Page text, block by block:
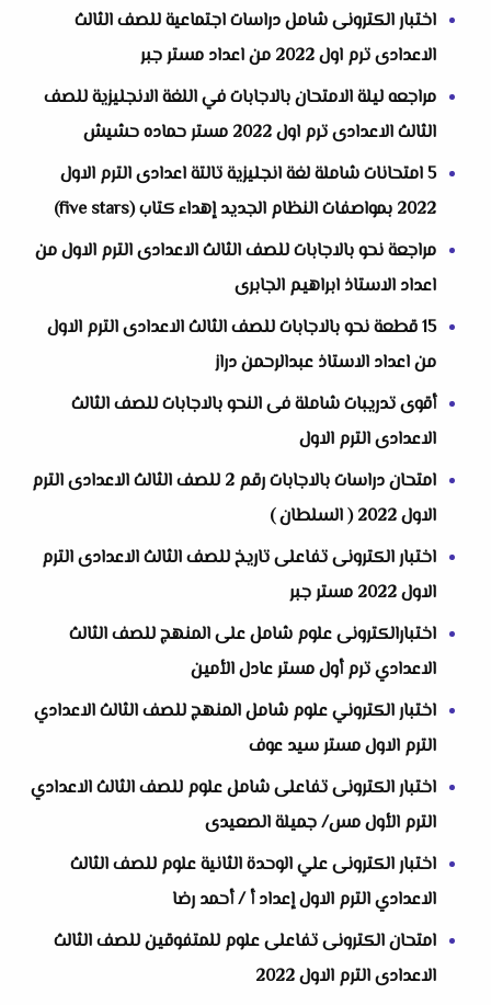
اختبار الكترونى شامل دراسات اجتماعية للصف الثالث
الاعدادى ترم اول 2022 من اعداد مستر جبر
مراجعه ليلة الامتحان بالاجابات في اللغة الانجليزية للصف
الثالث الاعدادى ترم اول 2022 مستر حماده حشيش
5 امتحانات شاملة لغة انجليزية تالتة اعدادى الترم الاول
2022 بمواصفات النظام الجديد إهداء كتاب (five stars)
مراجعة نحو بالاجابات للصف الثالث الاعدادى الترم الاول من
اعداد الاستاذ ابراهيم الجابرى
15 قطعة نحو بالاجابات للصف الثالث الاعدادى الترم الاول
من اعداد الاستاذ عبدالرحمن دراز
أقوى تدريبات شاملة فى النحو بالاجابات للصف الثالث
الاعدادى الترم الاول
امتحان دراسات بالاجابات رقم 2 للصف الثالث الاعدادى الترم
الاول 2022 ( السلطان )
اختبار الكترونى تفاعلى تاريخ للصف الثالث الاعدادى الترم
الاول 2022 مستر جبر
اختبارالكترونى علوم شامل على المنهج للصف الثالث
الاعدادي ترم أول مستر عادل الأمين
اختبار الكتروني علوم شامل المنهج للصف الثالث الاعدادي
الترم الاول مستر سيد عوف
اختبار الكترونى تفاعلى شامل علوم للصف الثالث الاعدادي
الترم الأول مس/ جميلة الصعيدى
اختبار الكترونى علي الوحدة الثانية علوم للصف الثالث
الاعدادي الترم الاول إعداد أ / أحمد رضا
امتحان الكترونى تفاعلى علوم للمتفوقين للصف الثالث
الاعدادى الترم الاول 2022